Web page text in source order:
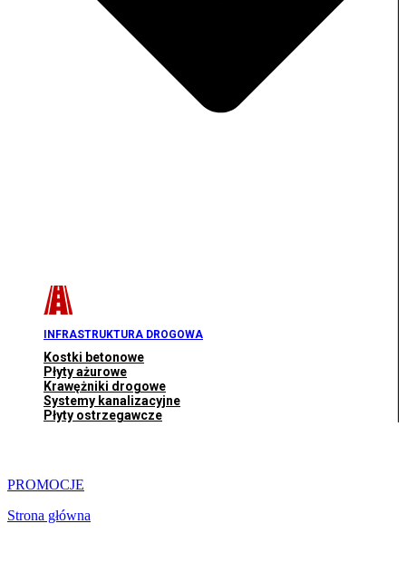
INFRASTRUKTURA DROGOWA
Kostki betonowe
Płyty ażurowe
Krawężniki drogowe
Systemy kanalizacyjne
Płyty ostrzegawcze
PROMOCJE
Strona główna